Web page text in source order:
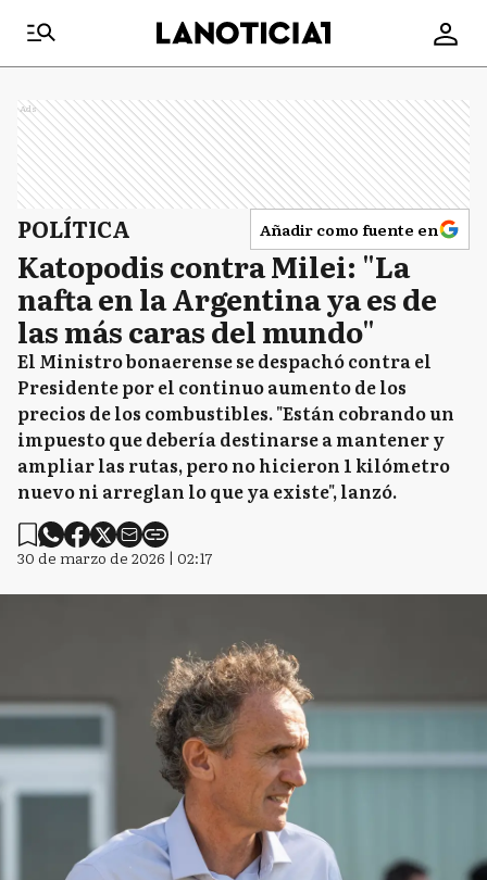
Ads
POLÍTICA Añadir como fuente en
Katopodis contra Milei: "La
nafta en la Argentina ya es de
las más caras del mundo"
El Ministro bonaerense se despachó contra el
Presidente por el continuo aumento de los
precios de los combustibles. "Están cobrando un
impuesto que debería destinarse a mantener y
ampliar las rutas, pero no hicieron 1 kilómetro
nuevo ni arreglan lo que ya existe", lanzó.
30 de marzo de 2026 | 02:17